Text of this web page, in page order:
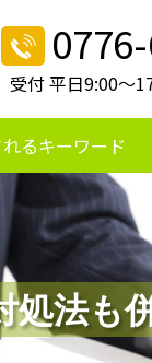
処法も
受付 平日9:00～
るキーワード